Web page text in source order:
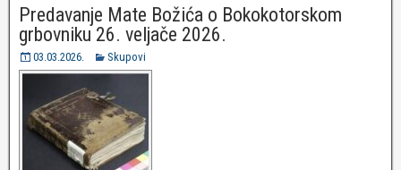
Predavanje Mate Božića o Bokokotorskom
grbovniku 26. veljače 2026.
03.03.2026. Skupovi